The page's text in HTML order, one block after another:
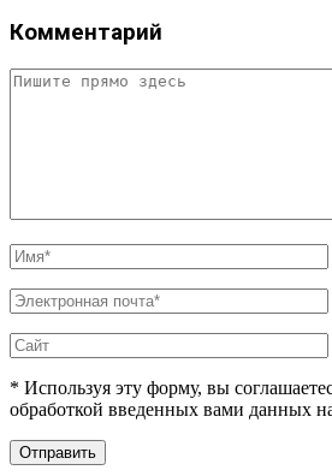
Комментарий
* Используя эту форму, вы
обработкой введенных вами данных